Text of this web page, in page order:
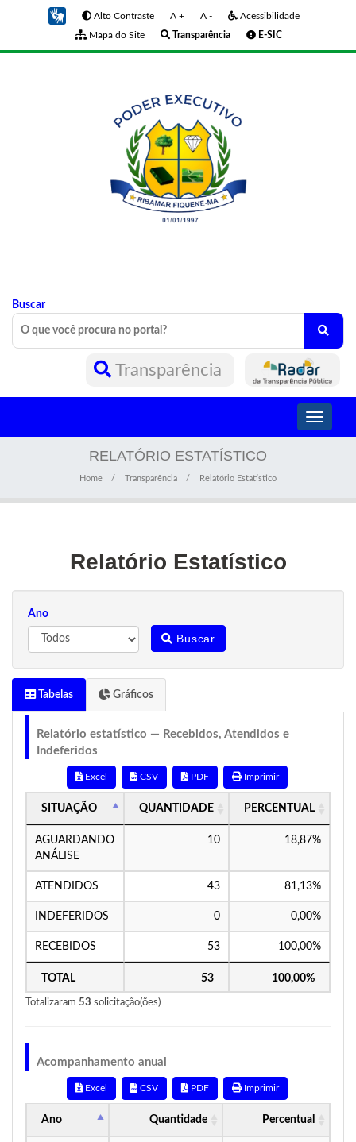
Alto Contraste A + A -
Acessibilidade
Mapa do Site
Transparência E-SIC
Buscar
Transparência
Toggle
RELATÓRIO ESTATÍSTICO
Home Transparência Relatório Estatístico
Relatório Estatístico
Ano
Buscar
Tabelas Gráficos
Relatório estatístico — Recebidos, Atendidos e
Indeferidos
Excel CSV PDF Imprimir
SITUAÇÃO QUANTIDADE PERCENTUAL
AGUARDANDO
ANÁLISE
10 18,87%
ATENDIDOS 43 81,13%
INDEFERIDOS 0 0,00%
RECEBIDOS 53 100,00%
TOTAL 53 100,00%
Totalizaram 53 solicitação(ões)
Acompanhamento anual
Excel CSV PDF Imprimir
Ano Quantidade Percentual